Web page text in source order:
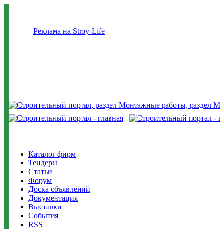
Реклама на Stroy-Life
Каталог фирм
Тендеры
Статьи
Форум
Доска объявлений
Документация
Выставки
События
RSS